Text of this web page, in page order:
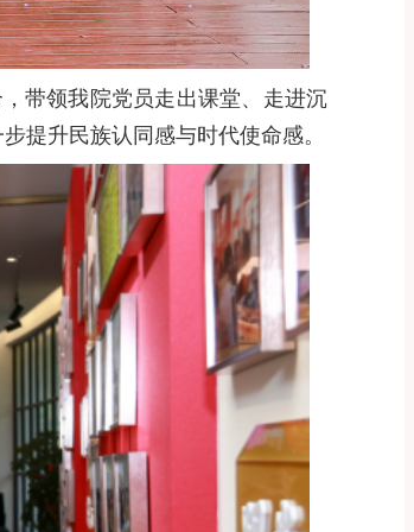
带领我院党员走出课堂、走进沉
提升民族认同感与时代使命感。